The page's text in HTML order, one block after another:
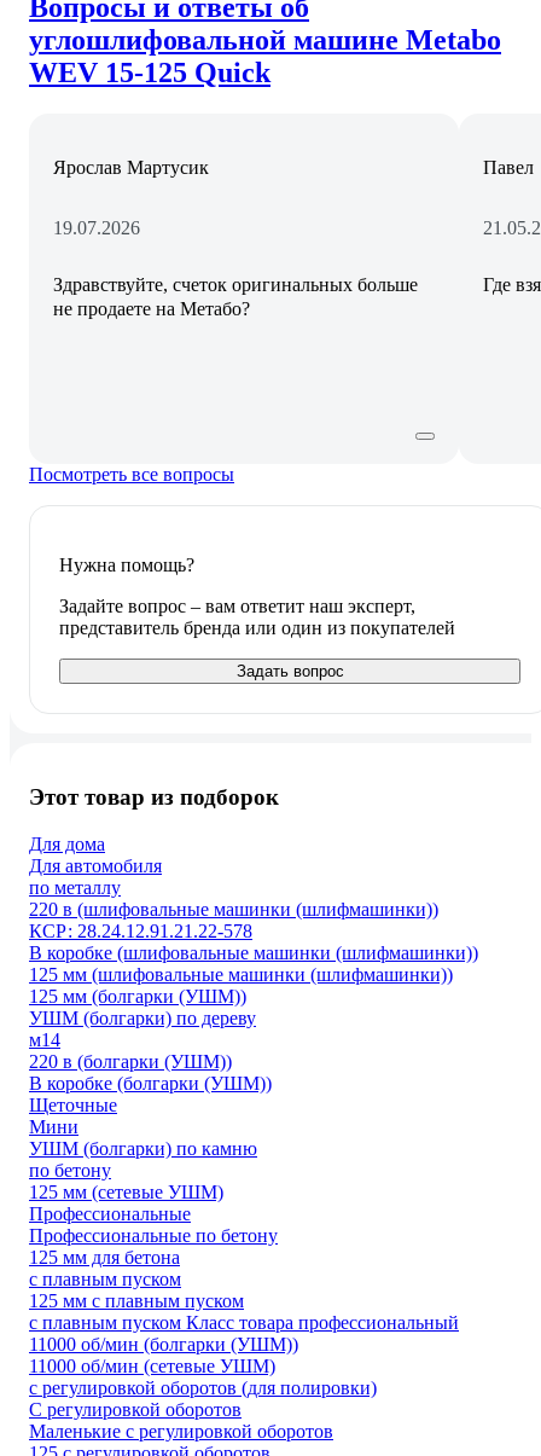
Вопросы и ответы об
углошлифовальной машине Metabo
WEV 15-125 Quick
Ярослав Мартусик
19.07.2026
Здравствуйте, счеток оригинальных больше
не продаете на Метабо?
Павел
Посмотреть все вопросы
Нужна помощь?
Задайте вопрос – вам ответит наш эксперт,
представитель бренда или один из покупателей
Задать вопрос
Этот товар из подборок
Для дома
Для автомобиля
по металлу
220 в (шлифовальные машинки (шлифмашинки))
КСР: 28.24.12.91.21.22-578
В коробке (шлифовальные машинки (шлифмашинки))
125 мм (шлифовальные машинки (шлифмашинки))
125 мм (болгарки (УШМ))
УШМ (болгарки) по дереву
м14
220 в (болгарки (УШМ))
В коробке (болгарки (УШМ))
Щеточные
Мини
УШМ (болгарки) по камню
по бетону
125 мм (сетевые УШМ)
Профессиональные
Профессиональные по бетону
125 мм для бетона
с плавным пуском
125 мм с плавным пуском
с плавным пуском Класс товара профессиональный
11000 об/мин (болгарки (УШМ))
11000 об/мин (сетевые УШМ)
с регулировкой оборотов (для полировки)
С регулировкой оборотов
Маленькие с регулировкой оборотов